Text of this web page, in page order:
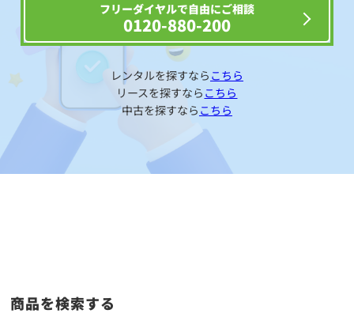
フリーダイヤルで自由にご相談
0120-880-200
レンタルを探すなら こちら
リースを探すなら こちら
中古を探すなら こちら
商品を検索する